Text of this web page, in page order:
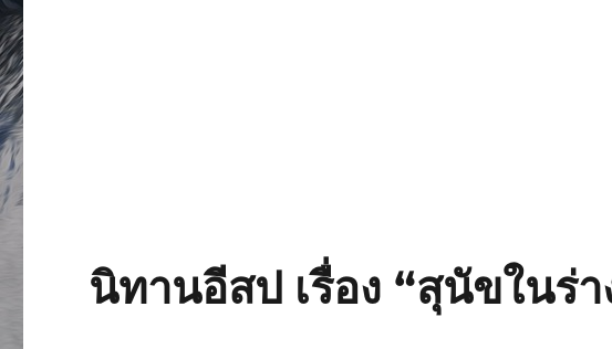
นิทานอีสป เรื่อง “สุนัขในร่